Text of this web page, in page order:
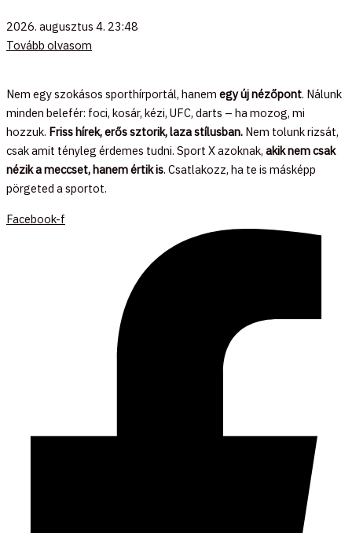
2026. augusztus 4. 23:48
Tovább olvasom
Nem egy szokásos sporthírportál, hanem egy új nézőpont. Nálunk
minden belefér: foci, kosár, kézi, UFC, darts – ha mozog, mi
hozzuk. Friss hírek, erős sztorik, laza stílusban. Nem tolunk rizsát,
csak amit tényleg érdemes tudni. Sport X azoknak, akik nem csak
nézik a meccset, hanem értik is. Csatlakozz, ha te is másképp
pörgeted a sportot.
Facebook-f